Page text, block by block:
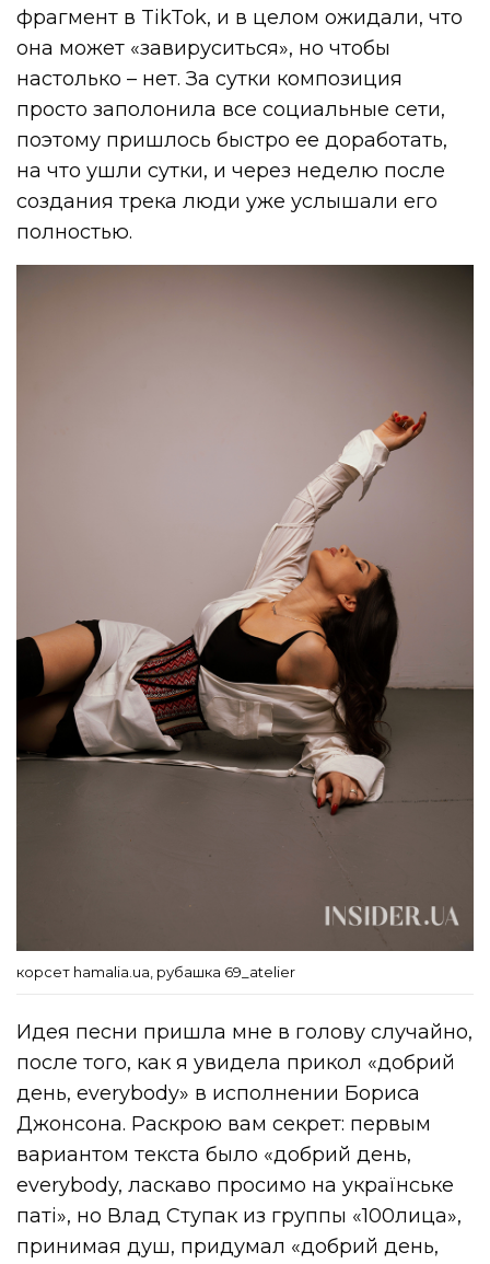
фрагмент в TikTok, и в целом ожидали, что
она может «завируситься», но чтобы
настолько – нет. За сутки композиция
просто заполонила все социальные сети,
поэтому пришлось быстро ее доработать,
на что ушли сутки, и через неделю после
создания трека люди уже услышали его
полностью.
корсет hamalia.ua, рубашка 69_atelier
Идея песни пришла мне в голову случайно,
после того, как я увидела прикол «добрий
день, everybody» в исполнении Бориса
Джонсона. Раскрою вам секрет: первым
вариантом текста было «добрий день,
everybody, ласкаво просимо на українське
паті», но Влад Ступак из группы «100лица»,
принимая душ, придумал «добрий день,